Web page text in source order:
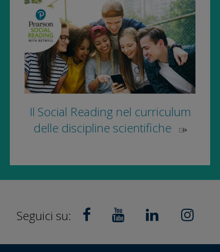
Il Social Reading nel curriculum
delle discipline scientifiche
Seguici su: